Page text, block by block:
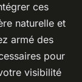
ces
naturelle et
armé des
pour
visibilité